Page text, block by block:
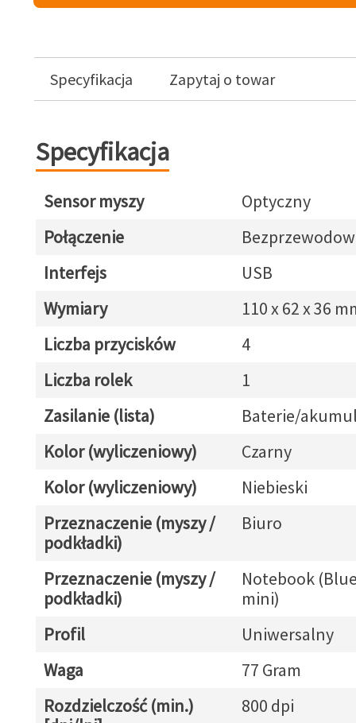
Specyfikacja Zapytaj o towar
Specyfikacja
Sensor myszy
Optyczny
Połączenie
Interfejs
USB
Wymiary
110 x 62 x 36
Liczba przycisków
4
Liczba rolek
1
Zasilanie (lista)
Baterie/
Kolor (wyliczeniowy)
Czarny
Kolor (wyliczeniowy)
Niebieski
Przeznaczenie (myszy /
podkładki)
Biuro
Przeznaczenie (myszy /
podkładki)
Notebook
mini)
Profil
Uniwersalny
Waga
77 Gram
Rozdzielczość (min.)
800 dpi